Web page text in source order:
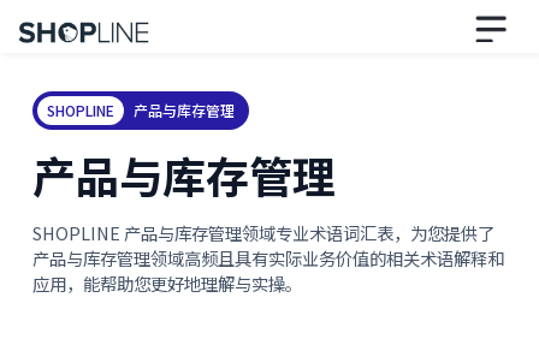
SHOPLINE 产品与库存管理
产品与库存管理
SHOPLINE 产品与库存管理领域专业术语词汇表，为您提供了
产品与库存管理领域高频且具有实际业务价值的相关术语解释和
应用，能帮助您更好地理解与实操。